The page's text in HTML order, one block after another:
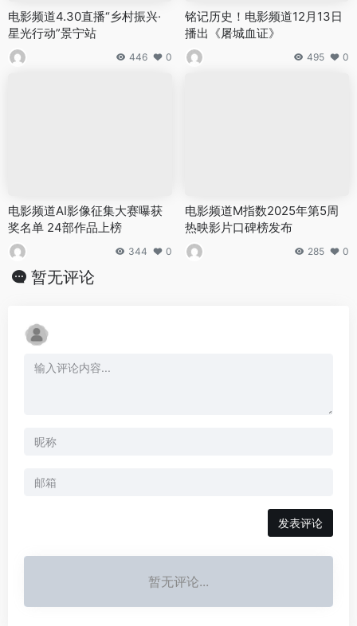
电影频道4.30直播“乡村振兴·
星光行动”景宁站
446 0
铭记历史！电影频道12月13日
播出《屠城血证》
495 0
电影频道AI影像征集大赛曝获
奖名单 24部作品上榜
344 0
电影频道M指数2025年第5周
热映影片口碑榜发布
285 0
暂无评论
发表评论
暂无评论...